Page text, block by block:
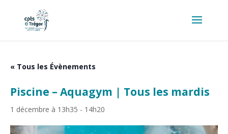
« Tous les Évènements
Piscine – Aquagym | Tous les mardis
1 décembre à 13h35 - 14h20